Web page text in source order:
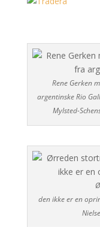
Rene Gerken
argentinske Rio
Mylsted-
Ørreden
den ikke er en